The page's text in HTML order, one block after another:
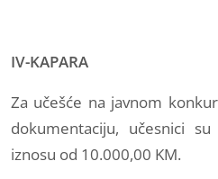
IV-KAPARA
Za učešće na javnom
dokumentaciju, učesnici
iznosu od 10.000,00 KM.